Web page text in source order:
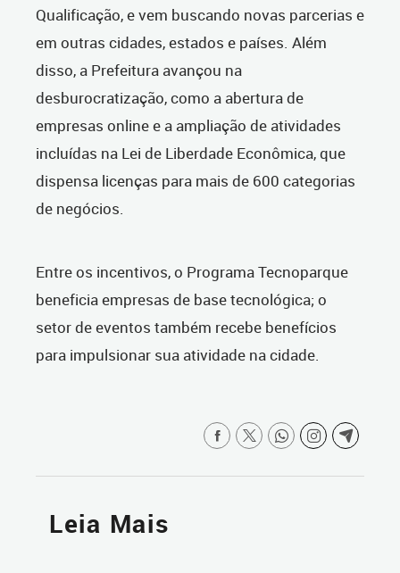
Qualificação, e vem buscando novas parcerias e
em outras cidades, estados e países. Além
disso, a Prefeitura avançou na
desburocratização, como a abertura de
empresas online e a ampliação de atividades
incluídas na Lei de Liberdade Econômica, que
dispensa licenças para mais de 600 categorias
de negócios.
Entre os incentivos, o Programa Tecnoparque
beneficia empresas de base tecnológica; o
setor de eventos também recebe benefícios
para impulsionar sua atividade na cidade.
Leia Mais